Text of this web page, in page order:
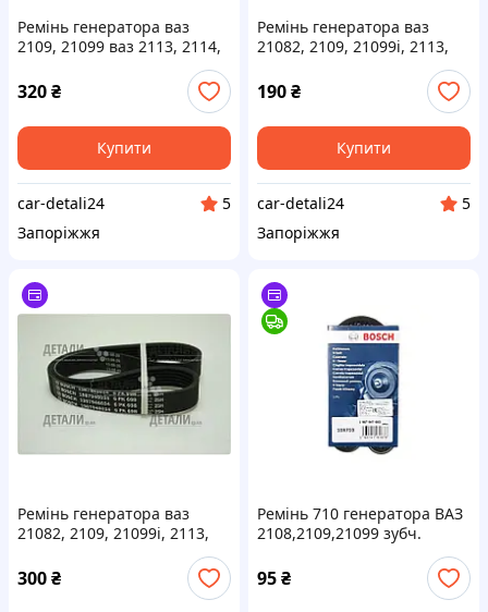
Ремінь генератора ваз
2109, 21099 ваз 2113, 2114,
320₴
Купити
car-detali24
5
Запоріжжя
Ремінь генератора ваз
21082, 2109, 21099i, 2113,
190₴
Купити
car-detali24
5
Запоріжжя
Ремінь генератора ваз
21082, 2109, 21099i, 2113,
2114, 2115 (6PK698 BOSCH)
300₴
Ремінь 710 генератора ВАЗ
2108,2109,21099 зубч.
95₴